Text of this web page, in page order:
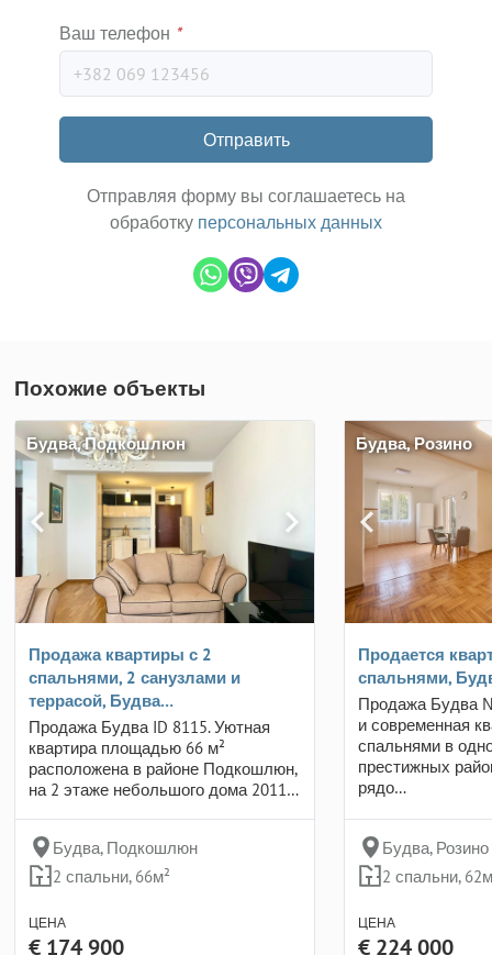
Ваш телефон *
Отправить
Отправляя форму вы соглашаетесь на
обработку персональных данных
Похожие объекты
Будва, Подкошлюн
Продажа квартиры с 2
спальнями, 2 санузлами и
террасой, Будва…
Продажа Будва ID 8115. Уютная
квартира площадью 66 м²
расположена в районе Подкошлюн,
на 2 этаже небольшого дома 2011…
Будва, Подкошлюн
2 спальни, 66м²
ЦЕНА
€ 174 900
Будва, Розино
Продается
спальнями,
Продажа Будва
и современная
спальнями в
престижных
рядо…
Будва, Розино
2 спальни,
ЦЕНА
€ 224 000